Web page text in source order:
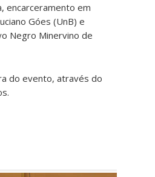
encarceramento em
Góes (UnB) e
Negro Minervino de
do evento, através do